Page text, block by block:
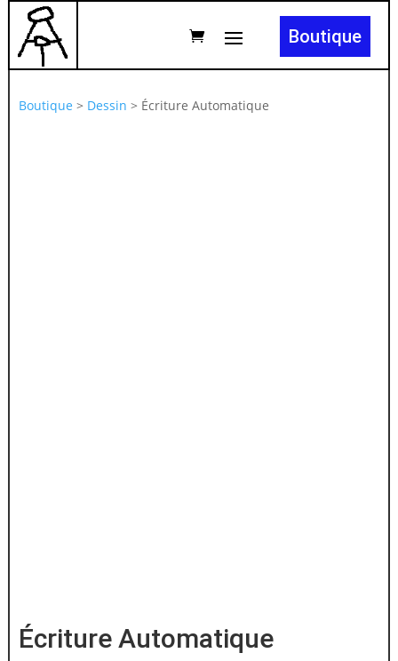
Boutique
Boutique > Dessin > Écriture Automatique
Écriture Automatique